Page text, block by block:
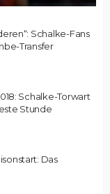
Schalke-Fans
Transfer
Schalke-Torwart
Stunde
Das